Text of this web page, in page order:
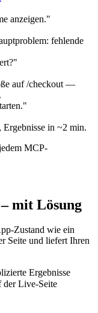
anzeigen."
fehlende
auf /checkout —
in ~2 min.
MCP-
mit Lösung
Zustand wie ein
Seite und liefert Ihren
Ergebnisse
der Live-Seite